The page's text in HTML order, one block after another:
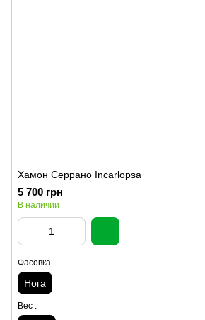
Хамон Серрано Incarlopsa
5 700 грн
В наличии
Фасовка
Нога
Вес :